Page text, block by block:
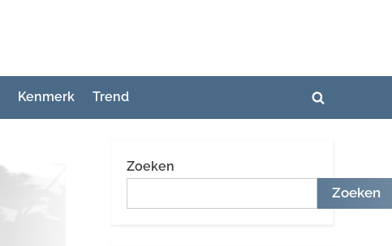
Kenmerk Trend
Toggle
Zoeken
Zoeken